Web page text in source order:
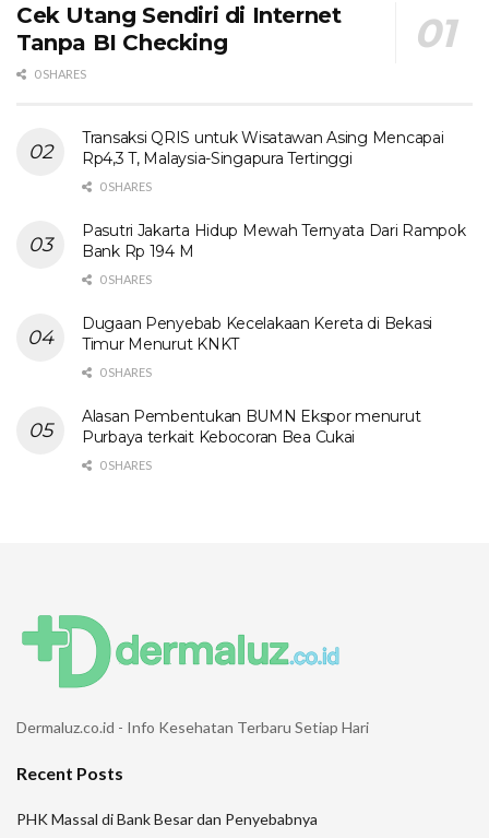
Cek Utang Sendiri di Internet
Tanpa BI Checking
0 SHARES
Transaksi QRIS untuk Wisatawan Asing Mencapai
Rp4,3 T, Malaysia-Singapura Tertinggi
0 SHARES
Pasutri Jakarta Hidup Mewah Ternyata Dari Rampok
Bank Rp 194 M
0 SHARES
Dugaan Penyebab Kecelakaan Kereta di Bekasi
Timur Menurut KNKT
0 SHARES
Alasan Pembentukan BUMN Ekspor menurut
Purbaya terkait Kebocoran Bea Cukai
0 SHARES
Dermaluz.co.id - Info Kesehatan Terbaru Setiap Hari
Recent Posts
PHK Massal di Bank Besar dan Penyebabnya